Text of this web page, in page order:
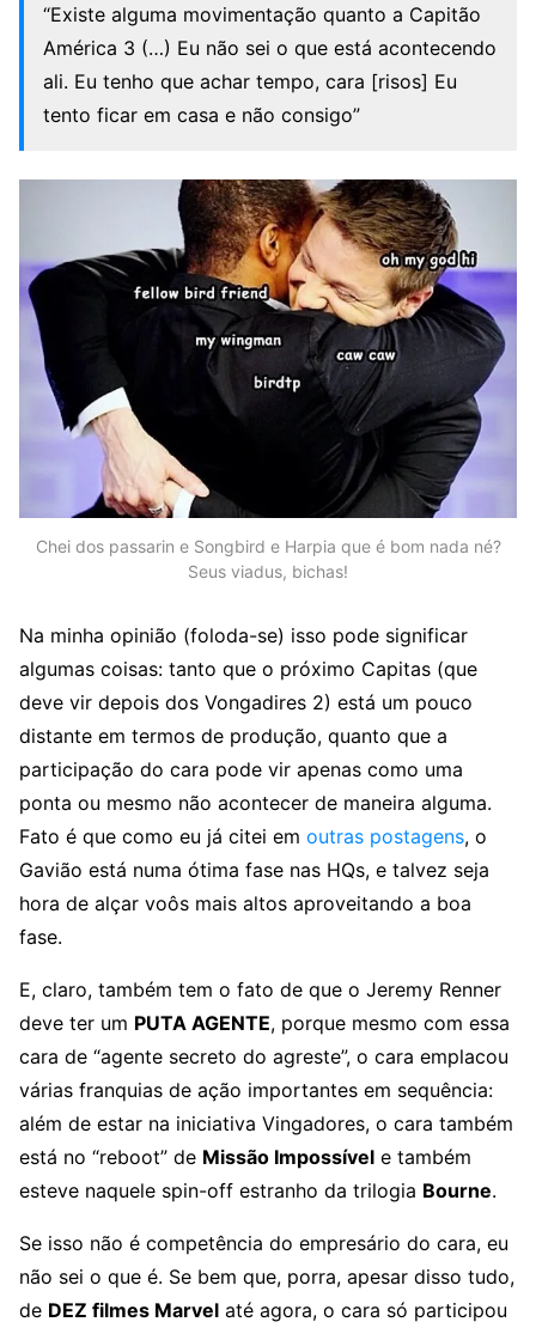
“Existe alguma movimentação quanto a Capitão
América 3 (…) Eu não sei o que está acontecendo
ali. Eu tenho que achar tempo, cara [risos] Eu
tento ficar em casa e não consigo”
Chei dos passarin e Songbird e Harpia que é bom nada né?
Seus viadus, bichas!
Na minha opinião (foloda-se) isso pode significar
algumas coisas: tanto que o próximo Capitas (que
deve vir depois dos Vongadires 2) está um pouco
distante em termos de produção, quanto que a
participação do cara pode vir apenas como uma
ponta ou mesmo não acontecer de maneira alguma.
Fato é que como eu já citei em outras postagens, o
Gavião está numa ótima fase nas HQs, e talvez seja
hora de alçar voôs mais altos aproveitando a boa
fase.
E, claro, também tem o fato de que o Jeremy Renner
deve ter um PUTA AGENTE, porque mesmo com essa
cara de “agente secreto do agreste”, o cara emplacou
várias franquias de ação importantes em sequência:
além de estar na iniciativa Vingadores, o cara também
está no “reboot” de Missão Impossível e também
esteve naquele spin-off estranho da trilogia Bourne.
Se isso não é competência do empresário do cara, eu
não sei o que é. Se bem que, porra, apesar disso tudo,
de DEZ filmes Marvel até agora, o cara só participou